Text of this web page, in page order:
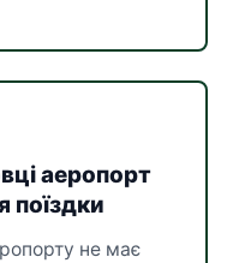
аеропорт
поїздки
не має